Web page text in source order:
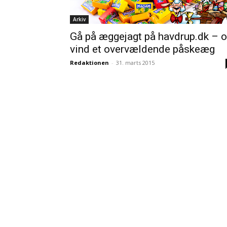
Arkiv
Gå på æggejagt på havdrup.dk –
vind et overvældende påskeæg
Redaktionen - 31. marts 2015